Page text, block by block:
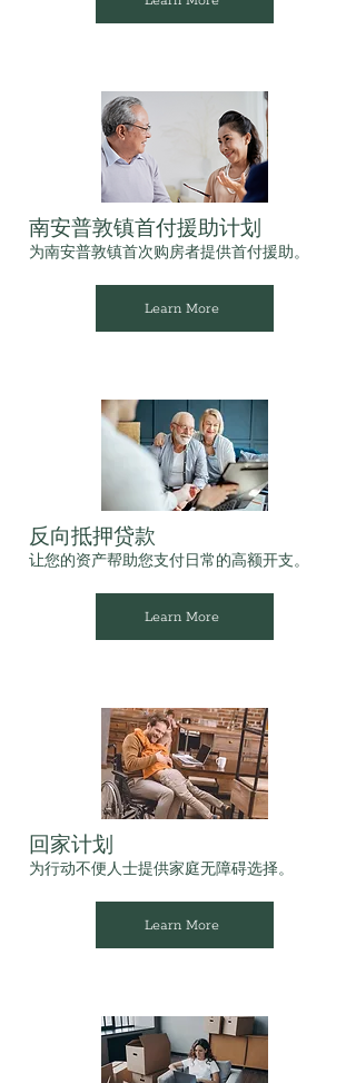
南安普敦镇首付援助计划
为南安普敦镇首次购房者提供首付援助。
Learn More
反向抵押贷款
让您的资产帮助您支付日常的高额开支。
Learn More
回家计划
为行动不便人士提供家庭无障碍选择。
Learn More